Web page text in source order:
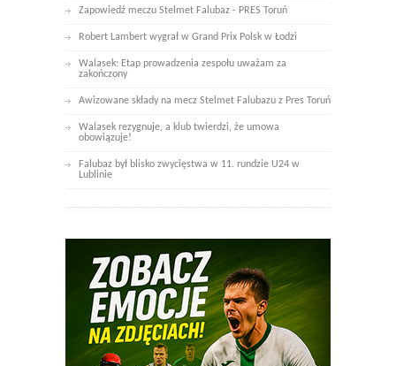
Zapowiedź meczu Stelmet Falubaz - PRES Toruń
Robert Lambert wygrał w Grand Prix Polsk w Łodzi
Walasek: Etap prowadzenia zespołu uważam za
zakończony
Awizowane składy na mecz Stelmet Falubazu z Pres Toruń
Walasek rezygnuje, a klub twierdzi, że umowa
obowiązuje!
Falubaz był blisko zwycięstwa w 11. rundzie U24 w
Lublinie